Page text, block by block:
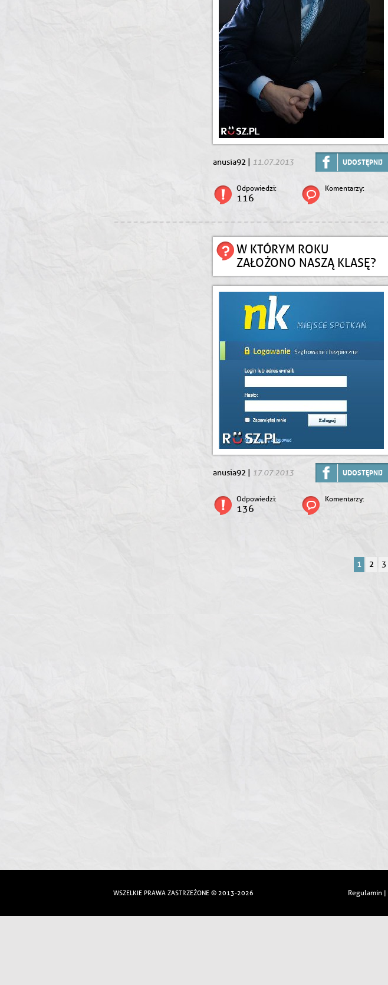
anusia92 | 11.07.2013 UDOSTĘPNIJ
Odpowiedzi:
116
Komentarzy:
W KTÓRYM ROKU
ZAŁOŻONO NASZĄ KLASĘ?
anusia92 | 17.07.2013 UDOSTĘPNIJ
Odpowiedzi:
136
Komentarzy:
1 2 3
WSZELKIE PRAWA ZASTRZEŻONE © 2013-2026 Regulamin |